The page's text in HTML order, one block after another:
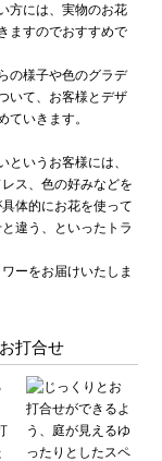
方には、実物のお花
ますのでおすすめで
の様子や色のグラデ
いて、お客様とデザ
ていきます。
というお客様には、
ス、色の好みなどを
体的にお花を使って
違う、といったトラ
ーをお届けいたしま
打合せ